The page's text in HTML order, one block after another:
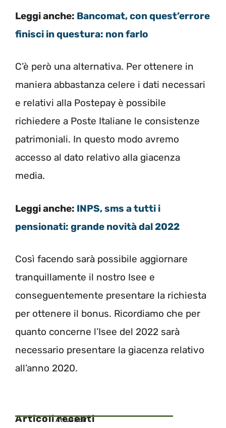
Leggi anche: Bancomat, con quest’errore
finisci in questura: non farlo
C’è però una alternativa. Per ottenere in
maniera abbastanza celere i dati necessari
e relativi alla Postepay è possibile
richiedere a Poste Italiane le consistenze
patrimoniali. In questo modo avremo
accesso al dato relativo alla giacenza
media.
Leggi anche: INPS, sms a tutti i
pensionati: grande novità dal 2022
Così facendo sarà possibile aggiornare
tranquillamente il nostro Isee e
conseguentemente presentare la richiesta
per ottenere il bonus. Ricordiamo che per
quanto concerne l’Isee del 2022 sarà
necessario presentare la giacenza relativo
all’anno 2020.
Articoli recenti
Attualita'